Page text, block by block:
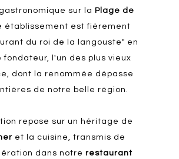
sur la P lage de
établissement est fièrement
du roi de la langouste" en
fondateur, l'un des plus vieux
dont la renommée dépasse
de notre belle région.
repose sur un héritage de
et la cuisine, transmis de
dans notre restaurant